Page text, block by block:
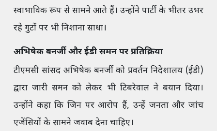
स्वाभाविक रूप से सामने आते हैं। उन्होंने पार्टी के भीतर उभर
रहे गुटों पर भी निशाना साधा।
अभिषेक बनर्जी और ईडी समन पर प्रतिक्रिया
टीएमसी सांसद अभिषेक बनर्जी को प्रवर्तन निदेशालय (ईडी)
द्वारा जारी समन को लेकर भी टिबरेवाल ने बयान दिया।
उन्होंने कहा कि जिन पर आरोप हैं, उन्हें जनता और जांच
एजेंसियों के सामने जवाब देना चाहिए।